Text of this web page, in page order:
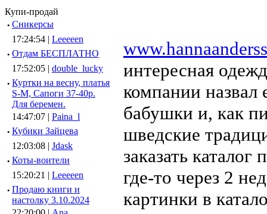
Купи-продай
· Сникерсы
17:24:54 | Leeeeen
· Отдам БЕСПЛАТНО
17:52:05 | double_lucky
· Куртки на весну, платья
S-M, Сапоги 37-40р.
Для беремен.
14:47:07 | Paina_l
· Кубики Зайцева
12:03:08 | Jdask
· Коты-воители
15:20:21 | Leeeeen
· Продаю книги и
настолку 3.10.2024
интересная
компании назвал
бабушки и, как
шведские
заказать
где-то через 2
картинки в